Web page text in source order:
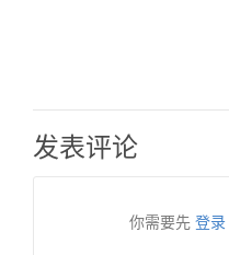
发表评论
你需要先 登录